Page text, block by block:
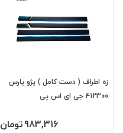
زه اطراف ( دست کامل ) پژو پارس
412300 جی ای اس پی
983,316تومان